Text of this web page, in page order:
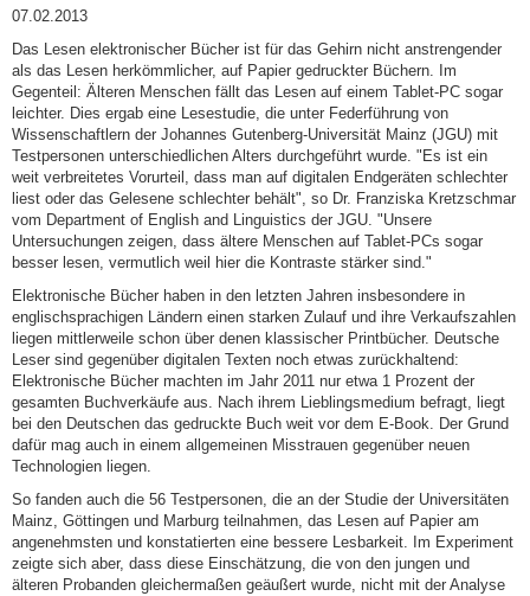
07.02.2013
Das Lesen elektronischer Bücher ist für das Gehirn nicht anstrengender
als das Lesen herkömmlicher, auf Papier gedruckter Büchern. Im
Gegenteil: Älteren Menschen fällt das Lesen auf einem Tablet-PC sogar
leichter. Dies ergab eine Lesestudie, die unter Federführung von
Wissenschaftlern der Johannes Gutenberg-Universität Mainz (JGU) mit
Testpersonen unterschiedlichen Alters durchgeführt wurde. "Es ist ein
weit verbreitetes Vorurteil, dass man auf digitalen Endgeräten schlechter
liest oder das Gelesene schlechter behält", so Dr. Franziska Kretzschmar
vom Department of English and Linguistics der JGU. "Unsere
Untersuchungen zeigen, dass ältere Menschen auf Tablet-PCs sogar
besser lesen, vermutlich weil hier die Kontraste stärker sind."
Elektronische Bücher haben in den letzten Jahren insbesondere in
englischsprachigen Ländern einen starken Zulauf und ihre Verkaufszahlen
liegen mittlerweile schon über denen klassischer Printbücher. Deutsche
Leser sind gegenüber digitalen Texten noch etwas zurückhaltend:
Elektronische Bücher machten im Jahr 2011 nur etwa 1 Prozent der
gesamten Buchverkäufe aus. Nach ihrem Lieblingsmedium befragt, liegt
bei den Deutschen das gedruckte Buch weit vor dem E-Book. Der Grund
dafür mag auch in einem allgemeinen Misstrauen gegenüber neuen
Technologien liegen.
So fanden auch die 56 Testpersonen, die an der Studie der Universitäten
Mainz, Göttingen und Marburg teilnahmen, das Lesen auf Papier am
angenehmsten und konstatierten eine bessere Lesbarkeit. Im Experiment
zeigte sich aber, dass diese Einschätzung, die von den jungen und
älteren Probanden gleichermaßen geäußert wurde, nicht mit der Analyse